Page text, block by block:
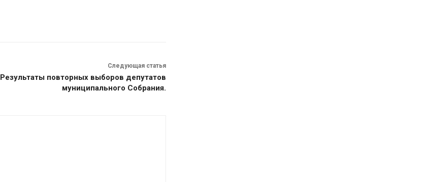
Следующая статья
Результаты повторных выборов депутатов
муниципального Собрания.